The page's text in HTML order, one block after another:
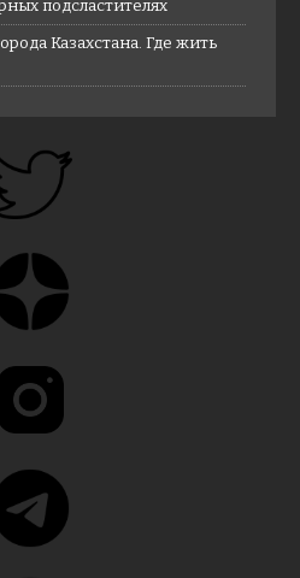
подсластителях
Казахстана. Где жить